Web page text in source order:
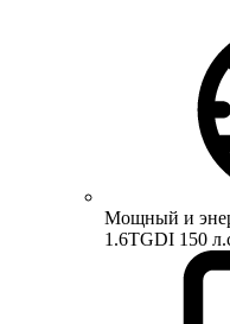
Мощный и
1.6TGDI 150